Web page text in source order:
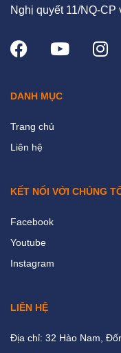
Nghị quyết 11/NQ-CP
DANH MỤC
Trang chủ
Liên hệ
KẾT NỐI VỚI CHÚNG
Facebook
Youtube
Instagram
LIÊN HỆ
Địa chỉ: 32 Hào Nam,